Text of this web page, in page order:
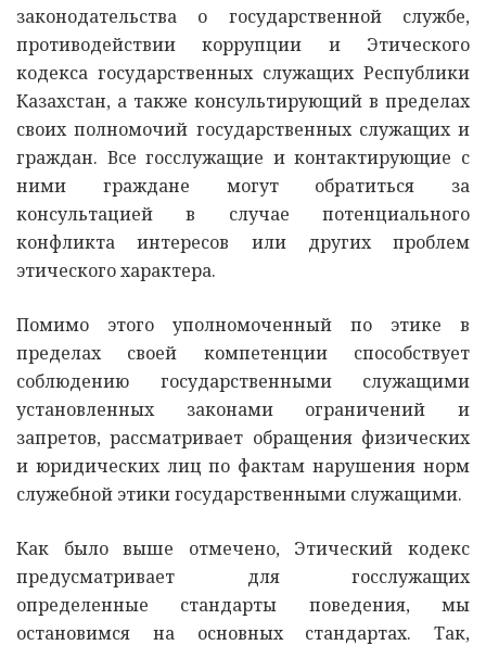
законодательства о государственной службе,
противодействии коррупции и Этического
кодекса государственных служащих Республики
Казахстан, а также консультирующий в пределах
своих полномочий государственных служащих и
граждан. Все госслужащие и контактирующие с
ними граждане могут обратиться за
консультацией в случае потенциального
конфликта интересов или других проблем
этического характера.
Помимо этого уполномоченный по этике в
пределах своей компетенции способствует
соблюдению государственными служащими
установленных законами ограничений и
запретов, рассматривает обращения физических
и юридических лиц по фактам нарушения норм
служебной этики государственными служащими.
Как было выше отмечено, Этический кодекс
предусматривает для госслужащих
определенные стандарты поведения, мы
остановимся на основных стандартах. Так,